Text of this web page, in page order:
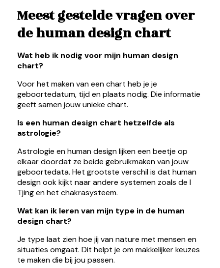
Meest gestelde vragen over
de human design chart
Wat heb ik nodig voor mijn human design
chart?
Voor het maken van een chart heb je je
geboortedatum, tijd en plaats nodig. Die informatie
geeft samen jouw unieke chart.
Is een human design chart hetzelfde als
astrologie?
Astrologie en human design lijken een beetje op
elkaar doordat ze beide gebruikmaken van jouw
geboortedata. Het grootste verschil is dat human
design ook kijkt naar andere systemen zoals de I
Tjing en het chakrasysteem.
Wat kan ik leren van mijn type in de human
design chart?
Je type laat zien hoe jij van nature met mensen en
situaties omgaat. Dit helpt je om makkelijker keuzes
te maken die bij jou passen.